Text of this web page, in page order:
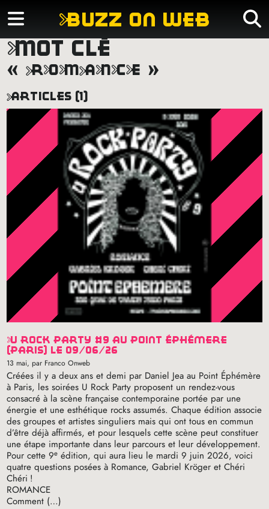
buzz on web
mot clé
« romance »
articles (1)
u rock party #9 au point éphémère
(paris) le 09/06/26
13 mai, par Franco Onweb
Créées il y a deux ans et demi par Daniel Jea au Point Éphémère
à Paris, les soirées U Rock Party proposent un rendez-vous
consacré à la scène française contemporaine portée par une
énergie et une esthétique rocks assumés. Chaque édition associe
des groupes et artistes singuliers mais qui ont tous en commun
d’être déjà affirmés, et pour lesquels cette scène peut constituer
une étape importante dans leur parcours et leur développement.
Pour cette 9e édition, qui aura lieu le mardi 9 juin 2026, voici
quatre questions posées à Romance, Gabriel Kröger et Chéri
Chéri !
ROMANCE
Comment (…)